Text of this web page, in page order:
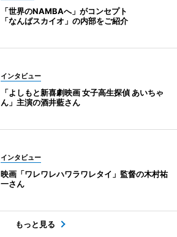
「世界のNAMBAへ」がコンセプト
「なんばスカイオ」の内部をご紹介
インタビュー
「よしもと新喜劇映画 女子高生探偵 あいちゃ
ん」主演の酒井藍さん
インタビュー
映画「ワレワレハワラワレタイ」監督の木村祐
一さん
もっと見る